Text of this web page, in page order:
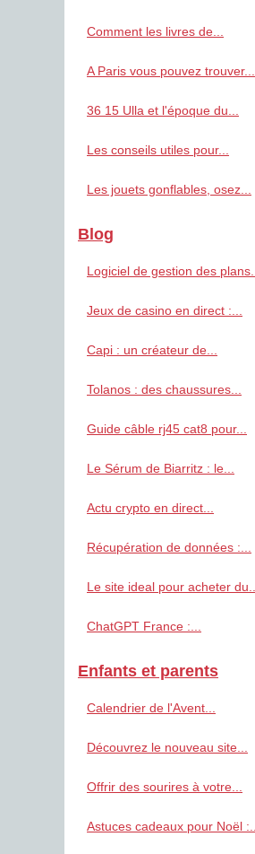
Comment les livres de...
A Paris vous pouvez trouver...
36 15 Ulla et l'époque du...
Les conseils utiles pour...
Les jouets gonflables, osez...
Blog
Logiciel de gestion des plans...
Jeux de casino en direct :...
Capi : un créateur de...
Tolanos : des chaussures...
Guide câble rj45 cat8 pour...
Le Sérum de Biarritz : le...
Actu crypto en direct...
Récupération de données :...
Le site ideal pour acheter du...
ChatGPT France :...
Enfants et parents
Calendrier de l'Avent...
Découvrez le nouveau site...
Offrir des sourires à votre...
Astuces cadeaux pour Noël :...